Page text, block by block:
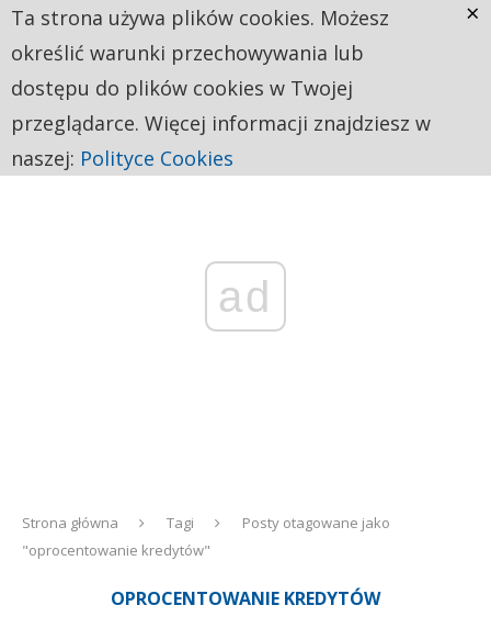
ad
Strona główna Tagi
Posty otagowane jako
"oprocentowanie kredytów"
OPROCENTOWANIE KREDYTÓW
Ta strona używa plików cookies. Możesz
określić warunki przechowywania lub
dostępu do plików cookies w Twojej
przeglądarce. Więcej informacji znajdziesz w
naszej: Polityce Cookies
×